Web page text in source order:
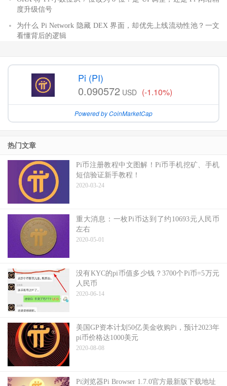
度升级信号
为什么 Pi Network 隐藏 DEX 界面，却优先上线流动性池？一文
看懂背后的逻辑
Pi (PI)
0.090572 USD (-1.10%)
Powered by CoinMarketCap
热门文章
Pi币注册教程中文图解！Pi币手机挖矿、手机
短信验证新手教程！
2020-03-24
重大消息：一枚Pi币达到了约10693元人民币
左右
2020-05-01
没有KYC的pi币值多少钱？3700个Pi币=5万元
人民币
2020-06-14
美国GP资本计划50亿美金收购Pi，预计2023年
pi币价格达1000美元
2020-08-08
Pi浏览器Pi Browser 1.7.0官方最新版下载地址